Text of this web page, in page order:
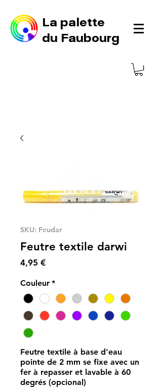
La palette
du Faubourg
SKU: Feudar
Feutre textile darwi
4,95 €Precio
Couleur *
Feutre textile à base d'eau
pointe de 2 mm se fixe avec un
fer à repasser et lavable à 60
degrés (opcional)